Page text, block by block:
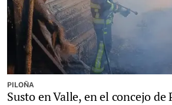
PILOÑA
Susto en Valle, en el concejo de